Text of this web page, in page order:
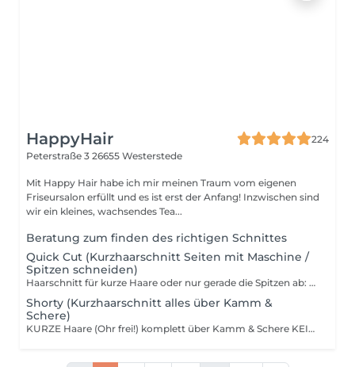
HappyHair
224
Peterstraße 3 26655 Westerstede
Mit Happy Hair habe ich mir meinen Traum vom eigenen
Friseursalon erfüllt und es ist erst der Anfang! Inzwischen sind
wir ein kleines, wachsendes Tea...
Beratung zum finden des richtigen Schnittes
Quick Cut (Kurzhaarschnitt Seiten mit Maschine /
Spitzen schneiden)
Haarschnitt für kurze Haare oder nur gerade die Spitzen ab: Schneiden der Seiten mit Maschine oder einfaches schneiden der Spitzen für einen gepflegten Look.
Shorty (Kurzhaarschnitt alles über Kamm &
Schere)
KURZE Haare (Ohr frei!) komplett über Kamm & Schere KEIN BOB etc! Das fällt unter Langhaarschnitt